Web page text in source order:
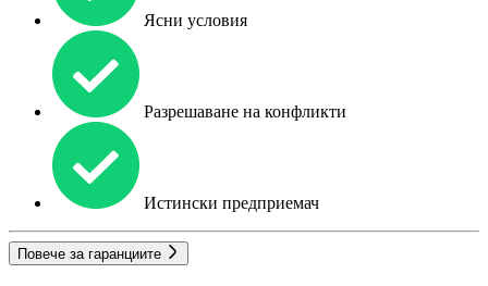
Ясни условия
Разрешаване на конфликти
Истински предприемач
Повече за гаранциите